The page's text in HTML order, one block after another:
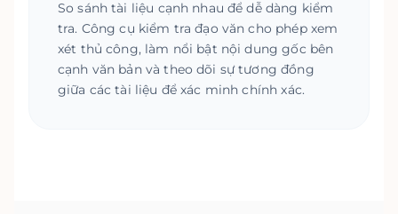
So sánh tài liệu cạnh nhau để dễ dàng kiểm
tra. Công cụ kiểm tra đạo văn cho phép xem
xét thủ công, làm nổi bật nội dung gốc bên
cạnh văn bản và theo dõi sự tương đồng
giữa các tài liệu để xác minh chính xác.